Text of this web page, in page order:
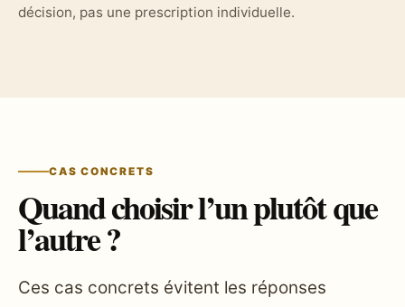
décision, pas une prescription individuelle.
CAS CONCRETS
Quand choisir l’un plutôt que
l’autre ?
Ces cas concrets évitent les réponses